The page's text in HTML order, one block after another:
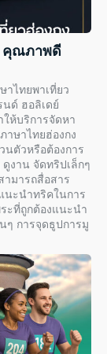
คุณภาพดี
าไทยพาเที่ยว
นด์ ฮอลิเดย์
ให้บริการจัดหา
าษาไทยฮ่องกง
นตัวหรือต้องการ
งาน จัดทริปเล็กๆ
มารถสื่อสาร
นะนำทริคในการ
ะที่ถูกต้องแนะนำ
ๆ การจุดธูปการมู